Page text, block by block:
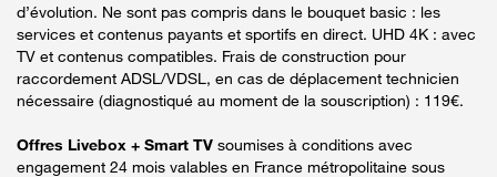
d’évolution. Ne sont pas compris dans le bouquet basic : les
services et contenus payants et sportifs en direct. UHD 4K : avec
TV et contenus compatibles. Frais de construction pour
raccordement ADSL/VDSL, en cas de déplacement technicien
nécessaire (diagnostiqué au moment de la souscription) : 119€.
Offres Livebox + Smart TV soumises à conditions avec
engagement 24 mois valables en France métropolitaine sous